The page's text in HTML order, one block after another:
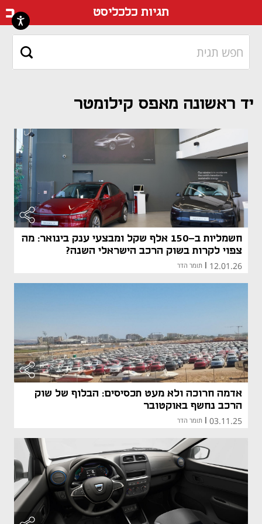
תגיות כלכליסט
יד ראשונה מאפס קילומטר
חשמליות ב-150 אלף שקל ומבצעי ענק בינואר: מה
צפוי לקרות בשוק הרכב הישראלי השנה?
12.01.26 תומר הדר
אדמה חרוכה ולא מעט תכסיסים: הבלוף של שוק
הרכב נחשף באוקטובר
03.11.25 תומר הדר